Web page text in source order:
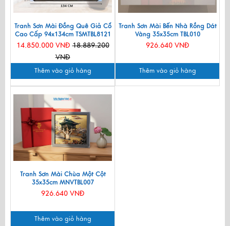
Tranh Sơn Mài Đồng Quê Giả Cổ
Cao Cấp 94x134cm TSMTBL8121
14.850.000 VNĐ18.889.200
VNĐ
Thêm vào giỏ hàng
Tranh Sơn Mài Bến Nhà Rồng Dát
Vàng 35x35cm TBL010
926.640 VNĐ
Thêm vào giỏ hàng
Tranh Sơn Mài Chùa Một Cột
35x35cm MNVTBL007
926.640 VNĐ
Thêm vào giỏ hàng